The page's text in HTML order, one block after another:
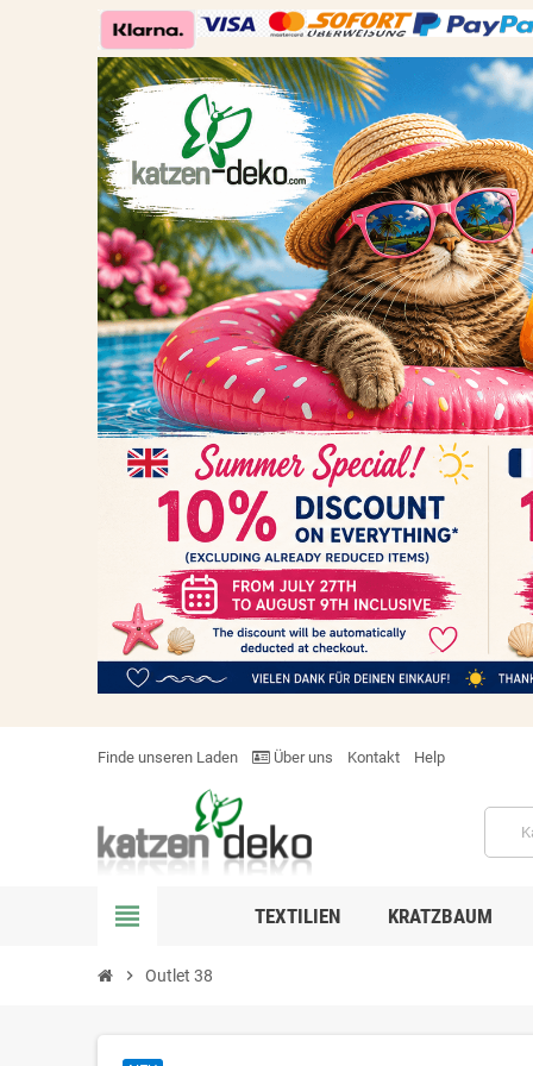
Finde unseren Laden Über uns Kontakt Help
view_headline TEXTILIEN KRATZBAUM
chevron_right Outlet 38